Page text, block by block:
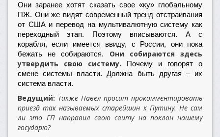
Они заранее хотят сказать свое «ку» глобальному
ПЖ. Они же видят современный тренд отстраивания
от США и перевод на мультивалютную систему как
переходный этап. Поэтому вписываются. А с
корабля, если имеется ввиду, с России, они пока
бежать не собираются. Они собираются здесь
утвердить свою систему. Почему и говорят о
смене системы власти. Должна быть другая – их
система власти.
Ведущий: Также Павел просит прокомментировать
приезд так называемых старейшин к Путину. Не сам
ли это ГП направил свою свиту на поклон нашему
государю?